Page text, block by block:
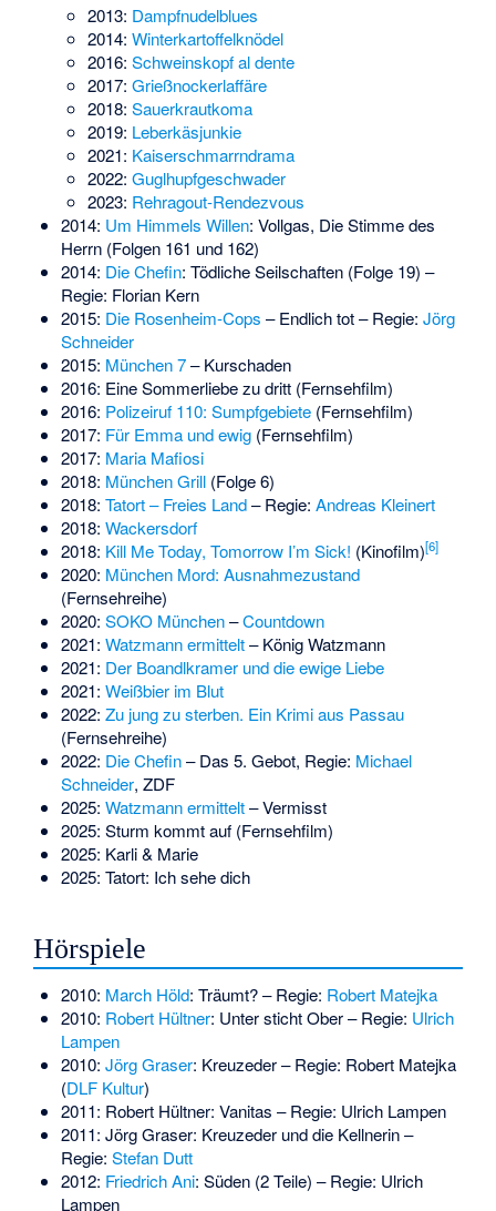
2013: Dampfnudelblues
2014:Winterkartoffelknödel
2016:Schweinskopf al dente
2017:Grießnockerlaffäre
2018:Sauerkrautkoma
2019: Leberkäsjunkie
2021: Kaiserschmarrndrama
2022:Guglhupfgeschwader
2023: Rehragout-Rendezvous
2014: Um Himmels Willen: Vollgas, Die Stimme des
Herrn (Folgen 161 und 162)
2014: Die Chefin: Tödliche Seilschaften (Folge 19) –
Regie: Florian Kern
2015: Die Rosenheim-Cops – Endlich tot – Regie: Jörg
Schneider
2015: München 7– Kurschaden
2016: Eine Sommerliebe zu dritt(Fernsehfilm)
2016: Polizeiruf 110: Sumpfgebiete(Fernsehfilm)
2017: Für Emma und ewig(Fernsehfilm)
2017: Maria Mafiosi
2018: München Grill(Folge 6)
2018: Tatort – Freies Land– Regie: Andreas Kleinert
2018: Wackersdorf
2018: Kill Me Today, Tomorrow I’m Sick! (Kinofilm)[6]
2020: München Mord: Ausnahmezustand
(Fernsehreihe)
2020: SOKO München–Countdown
2021: Watzmann ermittelt– König Watzmann
2021: Der Boandlkramer und die ewige Liebe
2021: Weißbier im Blut
2022: Zu jung zu sterben. Ein Krimi aus Passau
(Fernsehreihe)
2022: Die Chefin– Das 5. Gebot, Regie: Michael
Schneider, ZDF
2025: Watzmann ermittelt– Vermisst
2025: Sturm kommt auf(Fernsehfilm)
2025: Karli & Marie
2025: Tatort: Ich sehe dich
Hörspiele
2010: March Höld: Träumt? – Regie: Robert Matejka
2010: Robert Hültner: Unter sticht Ober – Regie: Ulrich
Lampen
2010: Jörg Graser: Kreuzeder – Regie: Robert Matejka
(DLF Kultur)
2011: Robert Hültner: Vanitas – Regie: Ulrich Lampen
2011: Jörg Graser: Kreuzeder und die Kellnerin –
Regie: Stefan Dutt
2012: Friedrich Ani: Süden (2 Teile) – Regie: Ulrich
Lampen